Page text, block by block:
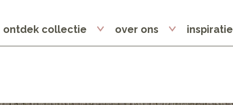
ontdek collectie over ons inspiratie